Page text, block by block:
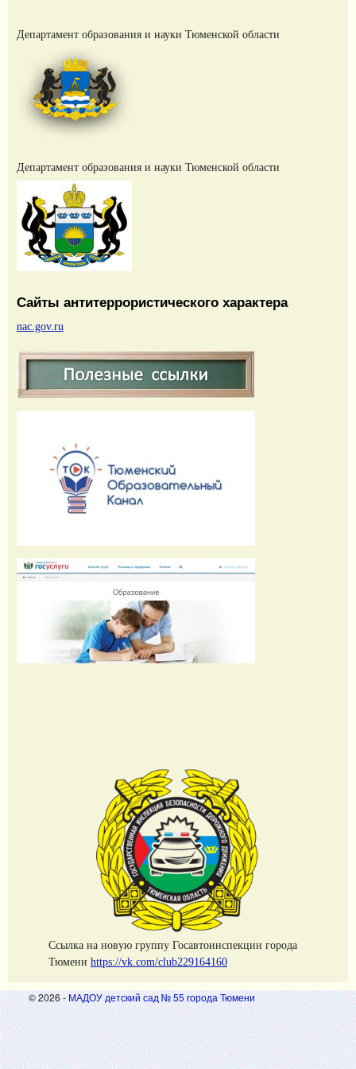
Департамент образования и науки Тюменской области
Департамент образования и науки Тюменской области
Сайты антитеррористического характера
nac.gov.ru
Cсылка на новую группу Госавтоинспекции города
Тюмени https://vk.com/club229164160
© 2026 -МАДОУ детский сад № 55 города Тюмени